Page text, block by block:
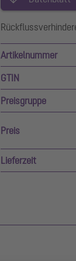
Artikelnummer
GTIN
Preisgruppe
Preis
Lieferzeit